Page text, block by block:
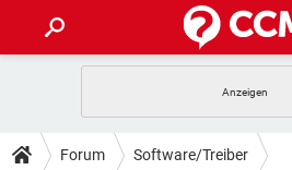
ANDROID IOS
TIPPS & TRICKS
Forum Software/Treiber